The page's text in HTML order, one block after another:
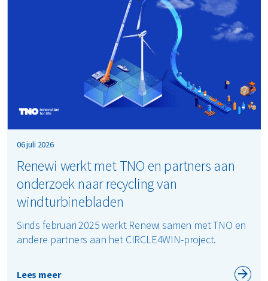
Renewi werkt met TNO en partners aan
onderzoek naar recycling van
windturbinebladen
06 juli 2026
Sinds februari 2025 werkt Renewi samen met TNO en
andere partners aan het CIRCLE4WIN-project.
Lees meer